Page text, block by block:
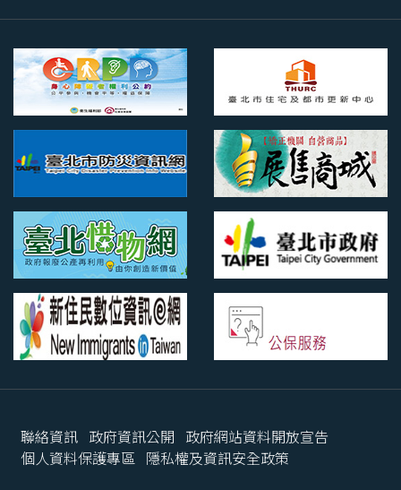
聯絡資訊 政府資訊公開 政府網站資料開放宣告
個人資料保護專區 隱私權及資訊安全政策